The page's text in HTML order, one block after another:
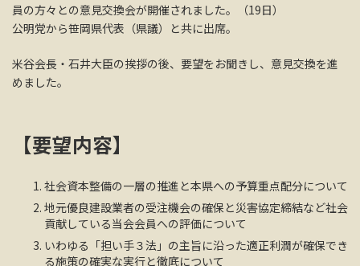
員の方々との意見交換会が開催されました。（19日）
公明党から笹岡県代表（県議）と共に出席。
米谷会長・石井大臣の挨拶の後、要望をお聞きし、意見交換を進
めました。
【要望内容】
社会資本整備の一層の推進と本県への予算重点配分について
地元優良建設業者の受注機会の確保と災害協定締結など社会
貢献している当会会員への評価について
いわゆる「担い手３法」の主旨に沿った適正利潤が確保でき
る施策の確実な実行と徹底について